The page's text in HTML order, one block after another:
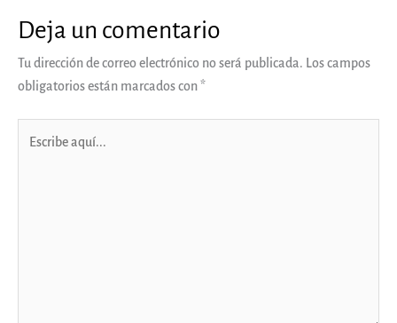
Deja un comentario
Tu dirección de correo electrónico no será publicada. Los campos
obligatorios están marcados con*